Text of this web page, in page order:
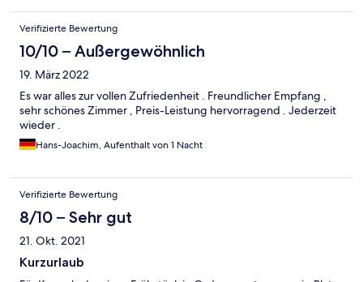
Verifizierte Bewertung
10/10 – Außergewöhnlich
19. März 2022
Es war alles zur vollen Zufriedenheit . Freundlicher Empfang ,
sehr schönes Zimmer , Preis-Leistung hervorragend . Jederzeit
wieder .
Hans-Joachim, Aufenthalt von 1 Nacht
Verifizierte Bewertung
8/10 – Sehr gut
21. Okt. 2021
Kurzurlaub